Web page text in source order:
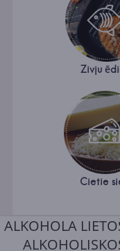
Zivju
Cietie
ALKOHOLA